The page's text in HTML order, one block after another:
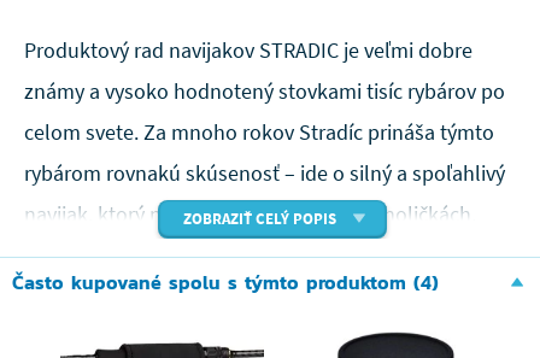
Produktový rad navijakov STRADIC je veľmi dobre
známy a vysoko hodnotený stovkami tisíc rybárov po
celom svete. Za mnoho rokov Stradíc prináša týmto
rybárom rovnakú skúsenosť – ide o silný a spoľahlivý
navijak, ktorý nikdy nikoho nenechá na holičkách.
Nový Stradic FL je pokračovateľom úspešného radu
spoľahlivosť. Napriek tomu prináša nové úžasné
ZOBRAZIŤ CELÝ POPIS
Často kupované spolu s týmto produktom (4)